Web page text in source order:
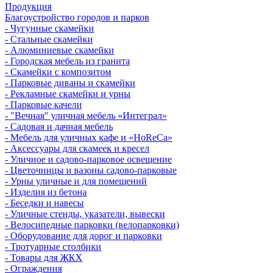
Продукция
Благоустройство городов и парков
- Чугунные скамейки
- Стальные скамейки
- Алюминиевые скамейки
- Городская мебель из гранита
- Скамейки с композитом
- Парковые диваны и скамейки
- Рекламные скамейки и урны
- Парковые качели
- "Вечная" уличная мебель «Интеграл»
- Садовая и дачная мебель
- Мебель для уличных кафе и «HoReCa»
- Аксессуары для скамеек и кресел
- Уличное и садово-парковое освещение
- Цветочницы и вазоны садово-парковые
- Урны уличные и для помещений
- Изделия из бетона
- Беседки и навесы
- Уличные стенды, указатели, вывески
- Велосипедные парковки (велопарковки)
- Оборудование для дорог и парковки
- Тротуарные столбики
- Товары для ЖКХ
- Ограждения